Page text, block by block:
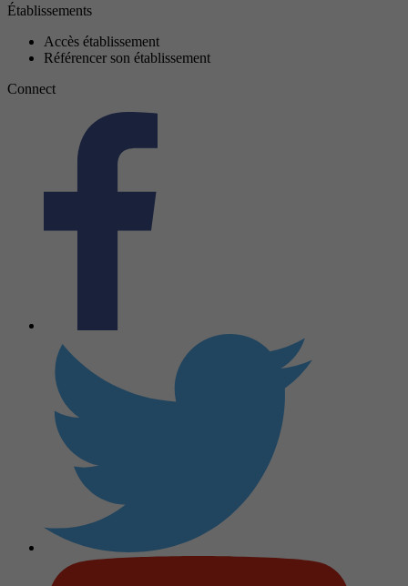
Établissements
Accès établissement
Référencer son établissement
Connect